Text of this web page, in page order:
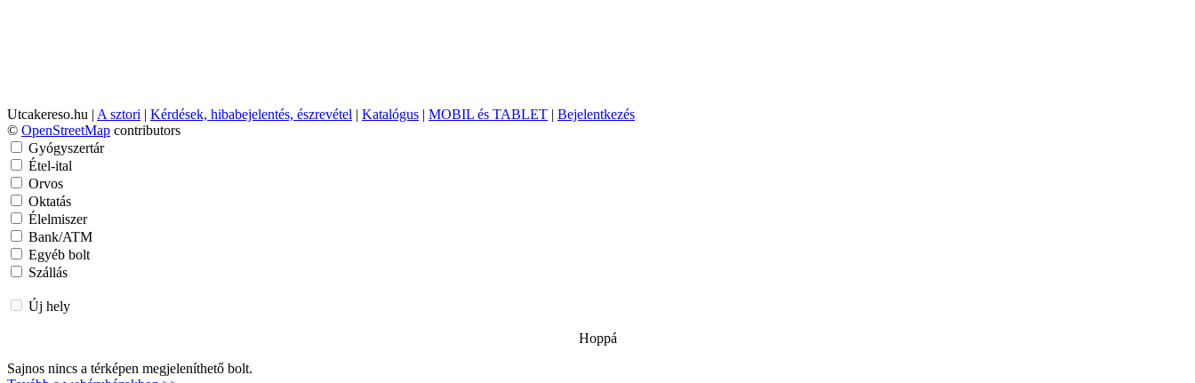
Utcakereso.hu | A sztori | Kérdések, hibabejelentés, észrevétel | Katalógus | MOBIL és TABLET | Bejelentkezés
© OpenStreetMap contributors
Gyógyszertár
Étel-ital
Orvos
Oktatás
Élelmiszer
Bank/ATM
Egyéb bolt
Szállás
Új hely
Hoppá
Sajnos nincs a térképen megjeleníthető bolt.